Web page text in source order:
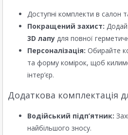
Доступні комплекти в салон
Покращений захист:
3D лапу для повної
Персоналізація: Обирайте
та форму комірок, щоб
інтер’єр.
Додаткова комплектація
Водійський підп’ятник:
найбільшого зносу.